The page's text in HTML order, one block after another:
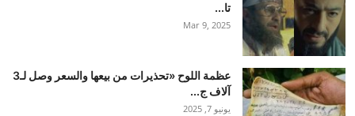
تا...
Mar 9, 2025
عظمة اللوح «تحذيرات من بيعها والسعر وصل لـ3
آلاف ج...
يونيو 7, 2025